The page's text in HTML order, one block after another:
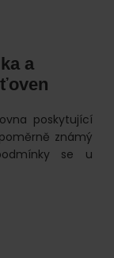
a
poskytující
známý
se u